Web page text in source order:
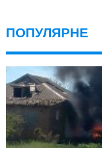
ПОПУЛЯРНЕ